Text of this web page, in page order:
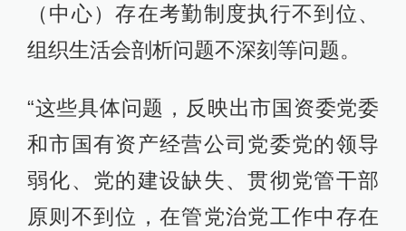
（中心）存在考勤制度执行不到位、
组织生活会剖析问题不深刻等问题。
“这些具体问题，反映出市国资委党委
和市国有资产经营公司党委党的领导
弱化、党的建设缺失、贯彻党管干部
原则不到位，在管党治党工作中存在